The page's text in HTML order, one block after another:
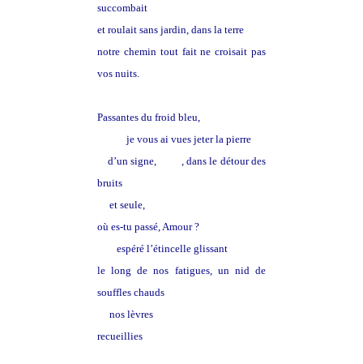
succombait
et roulait sans jardin, dans la terre
notre chemin tout fait ne croisait pas
vos nuits.
Passantes du froid bleu,
je vous ai vues jeter la pierre
d’un signe,
, dans le détour des
bruits
et seule,
où es-tu passé, Amour ?
espéré l’étincelle glissant
le long de nos fatigues, un nid de
souffles chauds
nos lèvres
recueillies